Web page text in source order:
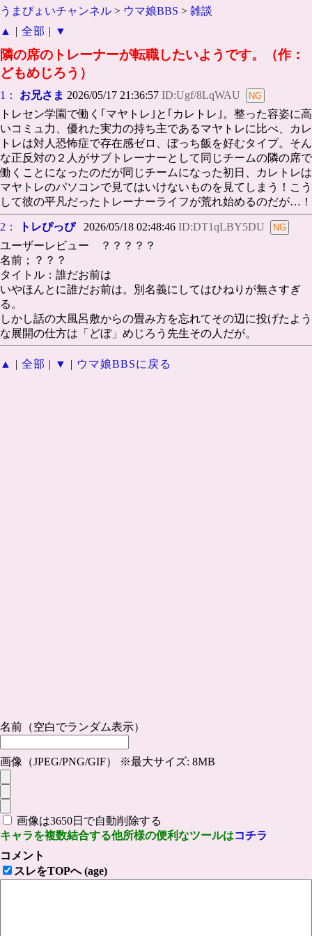
うまぴょいチャンネル > ウマ娘BBS > 雑談
▲
| 全部 | ▼
隣の席のトレーナーが転職したいようです。（作：
どもめじろう）
1： お兄さま 2026/05/17 21:36:57 ID:Ugf/8LqWAU
トレセン学園で働く｢マヤトレ｣と｢カレトレ｣。整った容姿に高
いコミュ力、優れた実力の持ち主であるマヤトレに比べ、カレ
トレは対人恐怖症で存在感ゼロ、ぼっち飯を好むタイプ。そん
な正反対の２人がサブトレーナーとして同じチームの隣の席で
働くことになったのだが同じチームになった初日、カレトレは
マヤトレのパソコンで見てはいけないものを見てしまう！こう
して彼の平凡だったトレーナーライフが荒れ始めるのだが…！
2： トレぴっぴ2026/05/18 02:48:46 ID:DT1qLBY5DU
ユーザーレビュー ？？？？？
名前；？？？
タイトル：誰だお前は
いやほんとに誰だお前は。別名義にしてはひねりが無さすぎ
る。
しかし話の大風呂敷からの畳み方を忘れてその辺に投げたよう
な展開の仕方は「どぼ」めじろう先生その人だが。
▲ | 全部 | ▼ | ウマ娘BBSに戻る
名前（空白でランダム表示）
画像（JPEG/PNG/GIF） ※最大サイズ: 8MB
画像は3650日で自動削除する
キャラを複数結合する他所様の便利なツールはコチラ
コメント
スレをTOPへ (age)